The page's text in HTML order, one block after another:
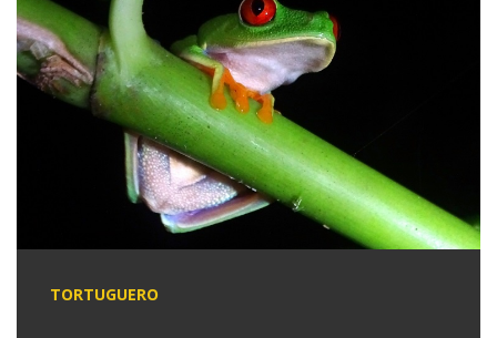
TORTUGUERO